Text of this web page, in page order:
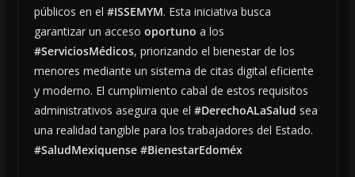
públicos en el #ISSEMYM. Esta iniciativa busca
garantizar un acceso oportuno a los
#ServiciosMédicos, priorizando el bienestar de los
menores mediante un sistema de citas digital eficiente
y moderno. El cumplimiento cabal de estos requisitos
administrativos asegura que el #DerechoALaSalud sea
una realidad tangible para los trabajadores del Estado.
#SaludMexiquense #BienestarEdoméx